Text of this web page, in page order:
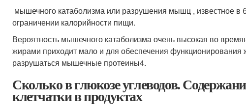
мышечного катаболизма или разрушения мышц , известное в
ограничении калорийности пищи.
Вероятность мышечного катаболизма очень высокая во
жирами приходит мало и для обеспечения
разрушаться мышечные протеины4.
Сколько в глюкозе углеводов.
клетчатки в продуктах